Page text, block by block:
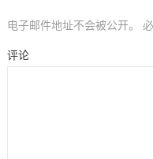
电子邮件地址不会被公开。
评论